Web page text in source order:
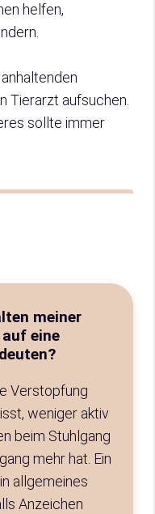
helfen,
Tierarzt aufsuchen.
sollte immer
meiner
eine
Verstopfung
weniger aktiv
beim Stuhlgang
mehr hat. Ein
allgemeines
Anzeichen